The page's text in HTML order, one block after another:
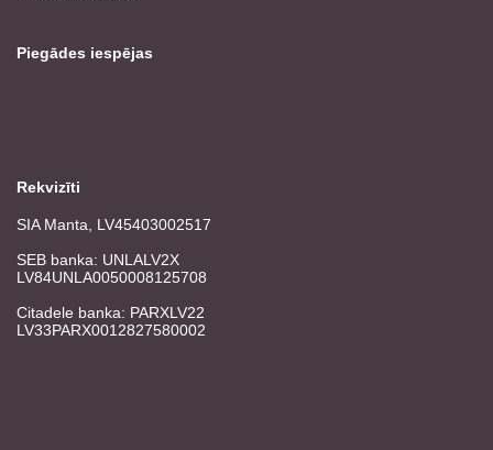
Piegādes iespējas
Rekvizīti
SIA Manta, LV45403002517
SEB banka: UNLALV2X
LV84UNLA0050008125708
Citadele banka: PARXLV22
LV33PARX0012827580002